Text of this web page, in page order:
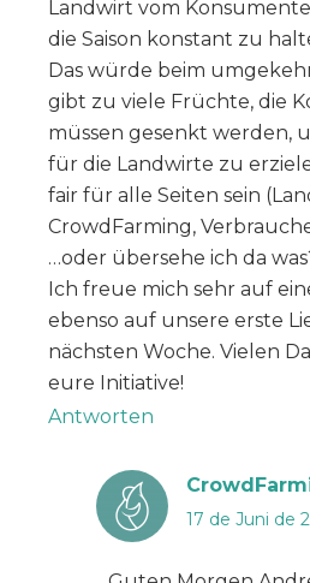
Landwirt vom
die Saison konstant zu
Das würde beim
gibt zu viele Früchte, die
müssen gesenkt werden,
für die Landwirte zu
fair für alle Seiten sein
CrowdFarming,
…oder übersehe ich da
Ich freue mich sehr auf
ebenso auf unsere erste
nächsten Woche. Vielen
eure Initiative!
Antworten
17 de Juni de